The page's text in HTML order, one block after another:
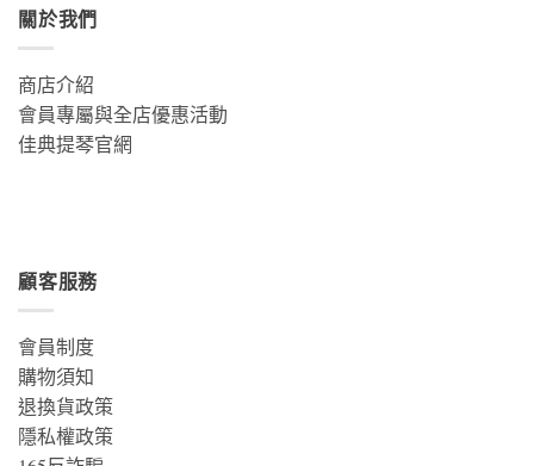
關於我們
商店介紹
會員專屬與全店優惠活動
佳典提琴官網
顧客服務
會員制度
購物須知
退換貨政策
隱私權政策